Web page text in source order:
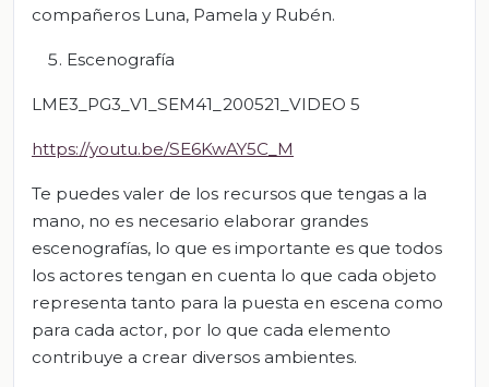
compañeros Luna, Pamela y Rubén.
Escenografía
LME3_PG3_V1_SEM41_200521_VIDEO 5
https://youtu.be/SE6KwAY5C_M
Te puedes valer de los recursos que tengas a la
mano, no es necesario elaborar grandes
escenografías, lo que es importante es que todos
los actores tengan en cuenta lo que cada objeto
representa tanto para la puesta en escena como
para cada actor, por lo que cada elemento
contribuye a crear diversos ambientes.